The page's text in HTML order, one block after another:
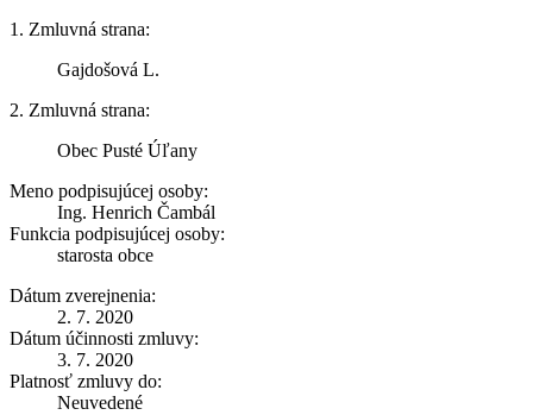
1. Zmluvná strana:
Gajdošová L.
2. Zmluvná strana:
Obec Pusté Úľany
Meno podpisujúcej osoby:
Ing. Henrich Čambál
Funkcia podpisujúcej osoby:
starosta obce
Dátum zverejnenia:
2. 7. 2020
Dátum účinnosti zmluvy:
3. 7. 2020
Platnosť zmluvy do:
Neuvedené